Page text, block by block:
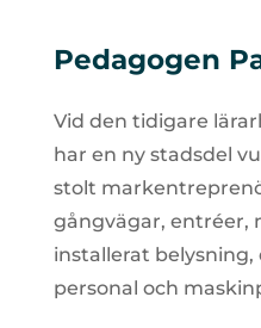
Pedagogen
Vid den tidigare
har en ny stadsdel
stolt
gångvägar, entréer,
installerat
personal och